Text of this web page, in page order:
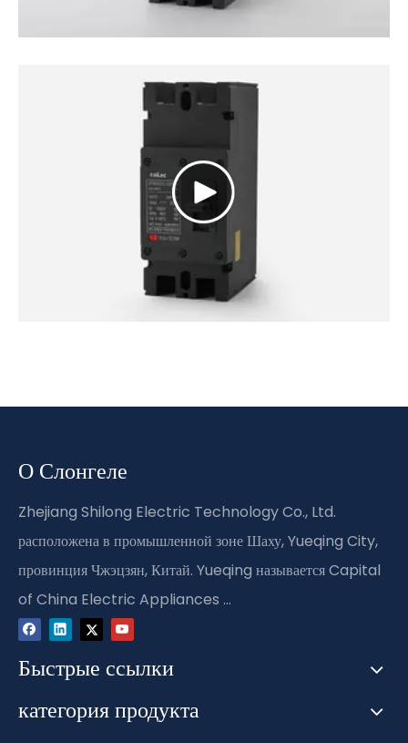
О Слонгеле
Zhejiang Shilong Electric Technology Co., Ltd.
расположена в промышленной зоне Шаху, Yueqing City,
провинция Чжэцзян, Китай. Yueqing называется Capital
of China Electric Appliances ...
Быстрые ссылки
категория продукта